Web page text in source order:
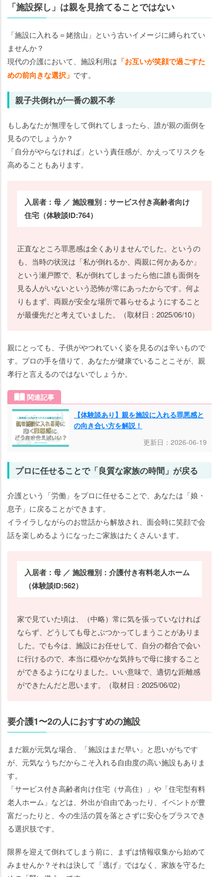
「施設探し」は親を見捨てることではない
「施設に入れる＝姥捨山」という古いイメージに縛られてい
ませんか？
現代の介護において、施設利用は 「お互いが笑顔で過ごすた
めの前向きな選択」 です。
親子共倒れが一番の親不孝
もしあなたが無理をして倒れてしまったら、誰が親の面倒を
見るのでしょうか？
「自分がやらなければ」という責任感が、かえってリスクを
高めることもあります。
入居者：母 ／ 施設種別：サービス付き高齢者向け
住宅（体験談ID:764）
正直なところ罪悪感は全くありませんでした。というの
も、当時の状況は「私が倒れるか、両親に何かあるか」
という瀬戸際で、私が倒れてしまったら他に誰も面倒を
見る人がいないという恐怖が常にあったからです。何よ
りもまず、両親が安全な場所で暮らせるようにすること
が最優先だと考えていました。（取材日：2025/06/10）
親にとっても、子供がやつれていく姿を見るのは辛いもので
す。プロの手を借りて、あなたが健康でいることこそが、親
孝行と言えるのではないでしょうか。
関連記事
【体験談あり】親を施設に入れる罪悪感と
の向き合い方を解説！
更新日：2026-06-19
プロに任せることで「良質な家族の時間」が戻る
介護という「労働」をプロに任せることで、あなたは「娘・
息子」に戻ることができます。
イライラしながらのお世話から解放され、面会時に笑顔で会
話を楽しめるようになったご家族はたくさんいます。
入居者：母 ／ 施設種別：介護付き有料老人ホーム
（体験談ID:562）
家で見ていた頃は、（中略）常に気を張っていなければ
ならず、どうしても母とぶつかってしまうことがありま
した。でも今は、施設にお任せして、自分の都合で会い
に行けるので、本当に穏やかな気持ちで母に接すること
ができるようになりました。いい意味で、適切な距離感
ができたんだと思います。（取材日：2025/06/02）
要介護1〜2の人におすすめの施設
まだ親が元気な場合、「施設はまだ早い」と思いがちです
が、元気なうちだからこそ入れる自由度の高い施設もありま
す。
「サービス付き高齢者向け住宅（サ高住）」や「住宅型有料
老人ホーム」などは、外出が自由であったり、イベントが豊
富だったりと、今の生活の質を落とさずに安心をプラスでき
る選択肢です。
限界を迎えて倒れてしまう前に、まずは情報収集から始めて
みませんか？それは決して「逃げ」ではなく、家族を守るた